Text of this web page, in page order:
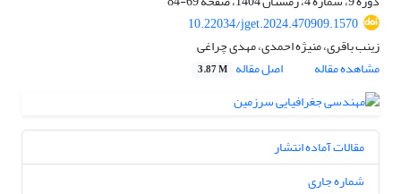
10.22034/jget.2024.470909.1570
زینب باقری، منیژه احمدی، مهدی چراغی
مشاهده مقاله
اصل مقاله 3.87 M
مقالات آماده انتشار
شماره جاری